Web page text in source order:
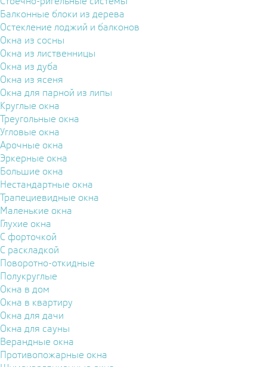
Балконные блоки из дерева
Остекление лоджий и балконов
Окна из сосны
Окна из лиственницы
Окна из дуба
Окна из ясеня
Окна для парной из липы
Круглые окна
Треугольные окна
Угловые окна
Арочные окна
Эркерные окна
Большие окна
Нестандартные окна
Трапециевидные окна
Маленькие окна
Глухие окна
С форточкой
С раскладкой
Поворотно-откидные
Полукруглые
Окна в дом
Окна в квартиру
Окна для дачи
Окна для сауны
Верандные окна
Противопожарные окна